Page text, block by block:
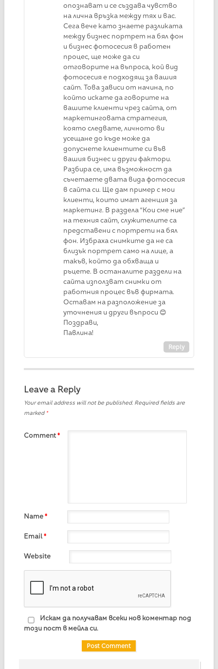
опознават и се създава чувство
на лична връзка между тях и вас.
Сега вече като знаете разликата
между бизнес портрет на бял фон
и бизнес фотосесия в работен
процес, ще може да си
отговорите на въпроса, кой вид
фотосесия е подходящ за вашия
сайт. Това зависи от начина, по
който искате да говорите на
вашите клиенти чрез сайта, от
маркетинговата стратегия,
която следвате, личното ви
усещане до къде може да
допуснете клиентите си във
вашия бизнес и други фактори.
Разбира се, има възможност да
съчетаете двата вида фотосесия
в сайта си. Ще дам пример с мои
клиенти, които имат агенция за
маркетинг. В раздела “Кои сме ние”
на техния сайт, служителите са
представени с портрети на бял
фон. Избраха снимките да не са
близък портрет само на лице, а
такъв, който да обхваща и
ръцете. В останалите раздели на
сайта използват снимки от
работния процес във фирмата.
Оставам на разположение за
уточнения и други въпроси 😊
Поздрави,
Павлина!
Reply
Leave a Reply
Your email address will not be published. Required fields are
marked *
Comment*
Name*
Email*
Website
Искам да получавам всеки нов коментар под
този пост в мейла си.